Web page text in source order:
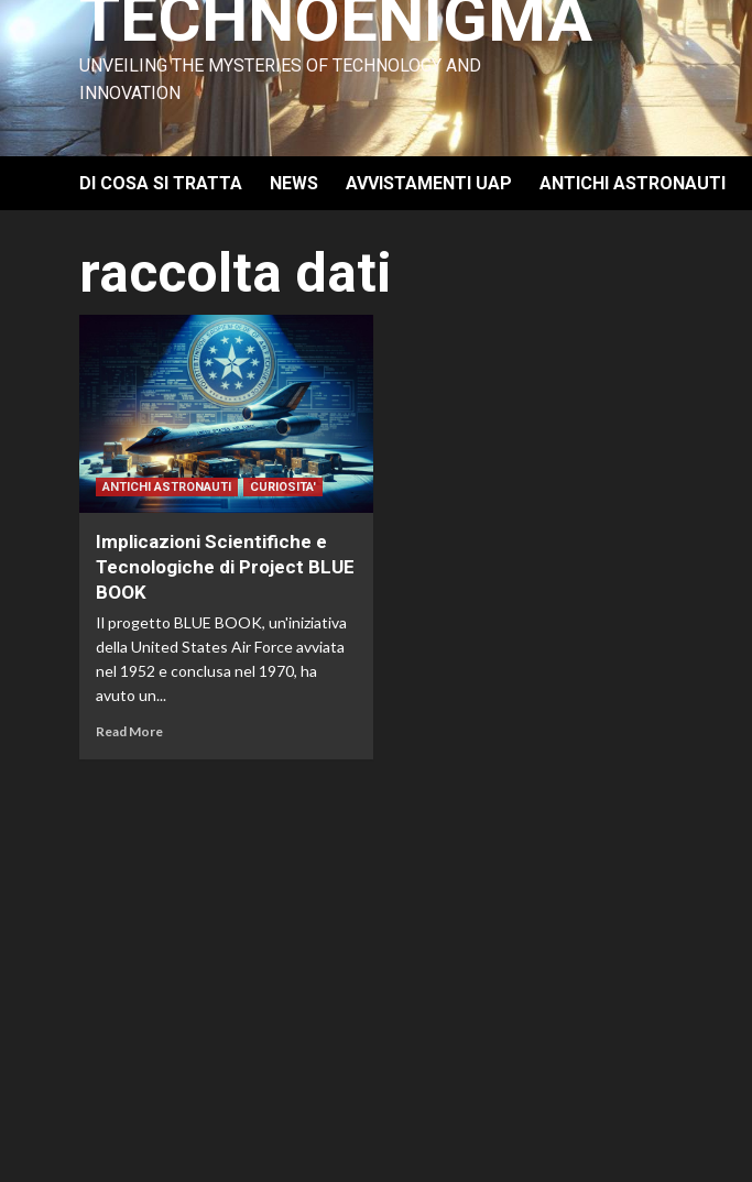
TECHNOENIGMA
UNVEILING THE MYSTERIES OF TECHNOLOGY AND
INNOVATION
DI COSA SI TRATTA NEWS AVVISTAMENTI UAP ANTICHI ASTRONAUTI
raccolta dati
ANTICHI ASTRONAUTI CURIOSITA'
Implicazioni Scientifiche e
Tecnologiche di Project BLUE
BOOK
Il progetto BLUE BOOK, un'iniziativa
della United States Air Force avviata
nel 1952 e conclusa nel 1970, ha
avuto un...
Read More